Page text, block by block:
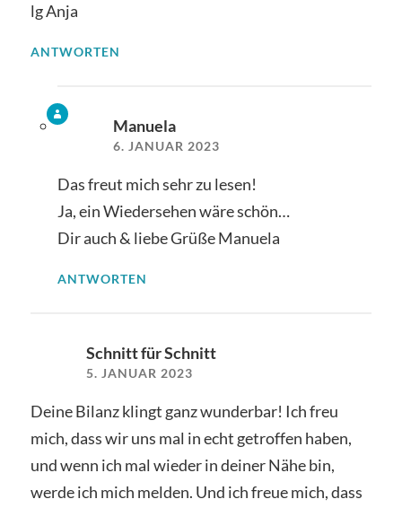
lg Anja
ANTWORTEN
Manuela
6. JANUAR 2023
Das freut mich sehr zu lesen!
Ja, ein Wiedersehen wäre schön…
Dir auch & liebe Grüße Manuela
ANTWORTEN
Schnitt für Schnitt
5. JANUAR 2023
Deine Bilanz klingt ganz wunderbar! Ich freu
mich, dass wir uns mal in echt getroffen haben,
und wenn ich mal wieder in deiner Nähe bin,
werde ich mich melden. Und ich freue mich, dass